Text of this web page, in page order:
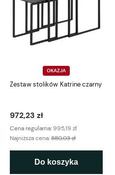
OKAZJA
Zestaw stolików Katrine czarny
972,23 zł
Cena regularna:995,19 zł
Najniższa cena:880,03 zł
Do koszyka